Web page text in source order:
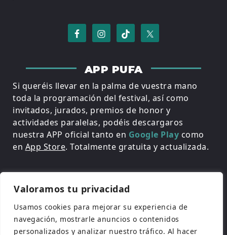
Valoramos tu privacidad
Usamos cookies para mejorar su experiencia de
navegación, mostrarle anuncios o contenidos
personalizados y analizar nuestro tráfico. Al hacer
APP PUFA
Si queréis llevar en la palma de vuestra mano
toda la programación del festival, así como
invitados, jurados, premios de honor y
actividades paralelas, podéis descargaros
nuestra APP oficial tanto en Google Play como
en App Store. Totalmente gratuita y actualizada.